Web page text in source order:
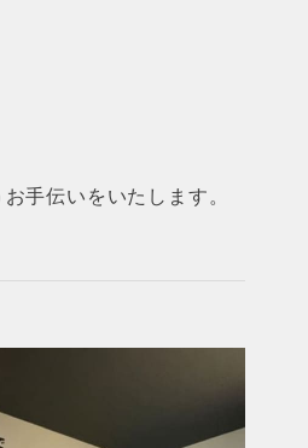
手伝いをいたします。